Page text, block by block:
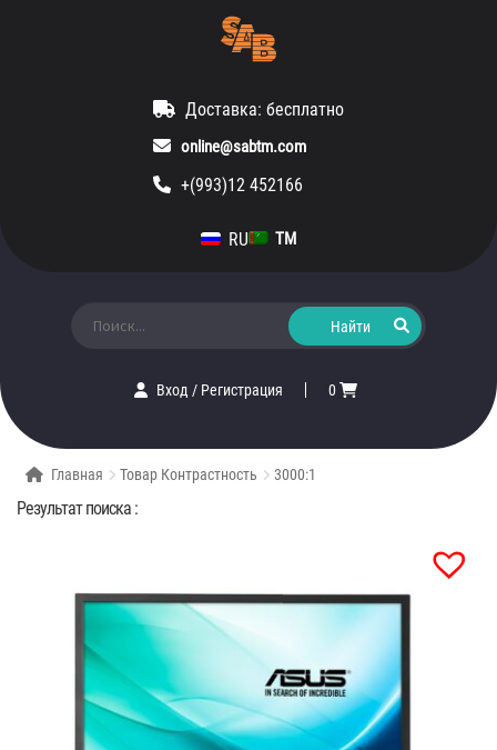
Доставка: бесплатно
online@sabtm.com
+(993)12 452166
RU TM
Вход/ Регистрация 0
Главная Товар Контрастность 3000:1
Результат поиска :